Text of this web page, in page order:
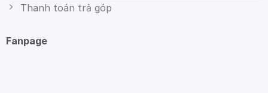
Thanh toán trả góp
Fanpage